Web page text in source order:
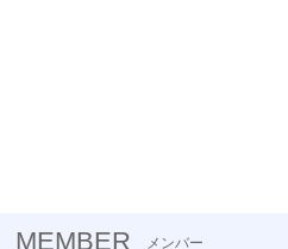
MEMBER メンバー